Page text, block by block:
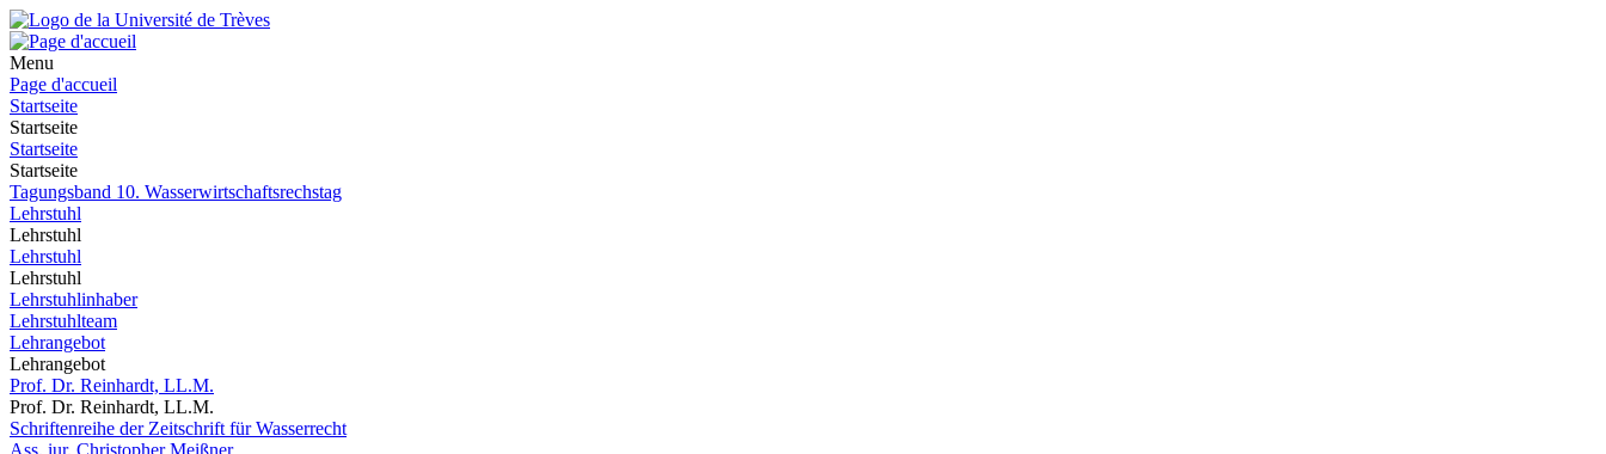
Menu
Page d'accueil
Startseite
Startseite
Startseite
Startseite
Tagungsband 10. Wasserwirtschaftsrechstag
Lehrstuhl
Lehrstuhl
Lehrstuhl
Lehrstuhl
Lehrstuhlinhaber
Lehrstuhlteam
Lehrangebot
Lehrangebot
Prof. Dr. Reinhardt, LL.M.
Prof. Dr. Reinhardt, LL.M.
Schriftenreihe der Zeitschrift für Wasserrecht
Ass. iur. Christopher Meißner